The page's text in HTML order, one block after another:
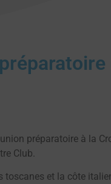
préparatoire à la
Club.
toscanes et la côte